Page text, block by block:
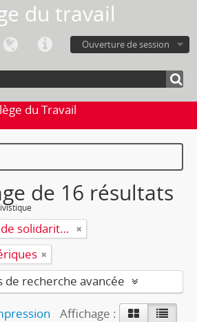
du travail
Ouverture de session
du Travail
de 16 résultats
Fonds du Comité de solidarité socialiste avec les opposants des pays de l'est (CSSOPE)
de recherche avancée
Affichage :